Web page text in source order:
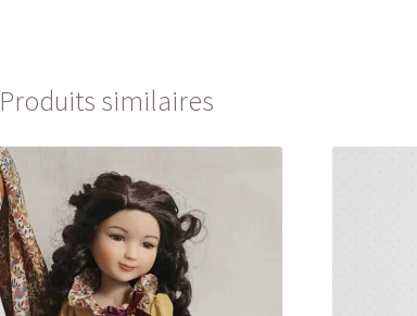
Produits similaires